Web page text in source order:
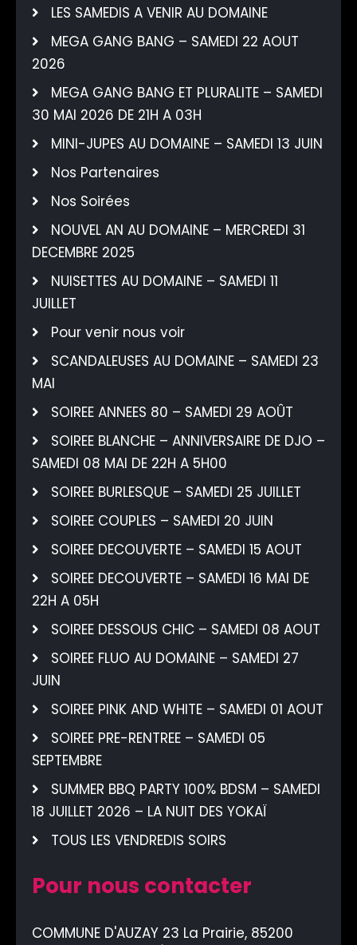
LES SAMEDIS A VENIR AU DOMAINE
MEGA GANG BANG – SAMEDI 22 AOUT
2026
MEGA GANG BANG ET PLURALITE – SAMEDI
30 MAI 2026 DE 21H A 03H
MINI-JUPES AU DOMAINE – SAMEDI 13 JUIN
Nos Partenaires
Nos Soirées
NOUVEL AN AU DOMAINE – MERCREDI 31
DECEMBRE 2025
NUISETTES AU DOMAINE – SAMEDI 11
JUILLET
Pour venir nous voir
SCANDALEUSES AU DOMAINE – SAMEDI 23
MAI
SOIREE ANNEES 80 – SAMEDI 29 AOÛT
SOIREE BLANCHE – ANNIVERSAIRE DE DJO –
SAMEDI 08 MAI DE 22H A 5H00
SOIREE BURLESQUE – SAMEDI 25 JUILLET
SOIREE COUPLES – SAMEDI 20 JUIN
SOIREE DECOUVERTE – SAMEDI 15 AOUT
SOIREE DECOUVERTE – SAMEDI 16 MAI DE
22H A 05H
SOIREE DESSOUS CHIC – SAMEDI 08 AOUT
SOIREE FLUO AU DOMAINE – SAMEDI 27
JUIN
SOIREE PINK AND WHITE – SAMEDI 01 AOUT
SOIREE PRE-RENTREE – SAMEDI 05
SEPTEMBRE
SUMMER BBQ PARTY 100% BDSM – SAMEDI
18 JUILLET 2026 – LA NUIT DES YOKAÏ
TOUS LES VENDREDIS SOIRS
Pour nous contacter
COMMUNE D'AUZAY 23 La Prairie, 85200